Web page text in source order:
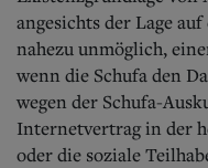
angesichts der Lage
nahezu unmöglich,
wenn die Schufa den
wegen der Schufa-
Internetvertrag in der
oder die soziale